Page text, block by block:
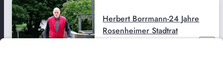
Herbert Borrmann-24 Jahre
Rosenheimer Stadtrat